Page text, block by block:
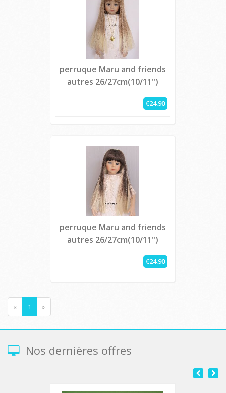
perruque Maru and friends
autres 26/27cm(10/11")
€24.90
perruque Maru and friends
autres 26/27cm(10/11")
€24.90
« 1 »
Nos dernières offres